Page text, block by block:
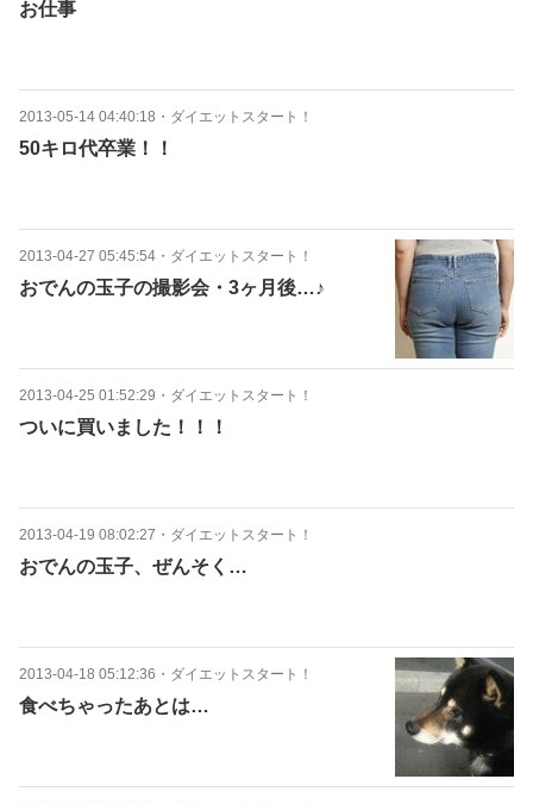
お仕事
2013-05-14 04:40:18 ・ ダイエットスタート！
50キロ代卒業！！
2013-04-27 05:45:54 ・ ダイエットスタート！
おでんの玉子の撮影会・3ヶ月後…♪
2013-04-25 01:52:29 ・ ダイエットスタート！
ついに買いました！！！
2013-04-19 08:02:27 ・ ダイエットスタート！
おでんの玉子、ぜんそく…
2013-04-18 05:12:36 ・ ダイエットスタート！
食べちゃったあとは…